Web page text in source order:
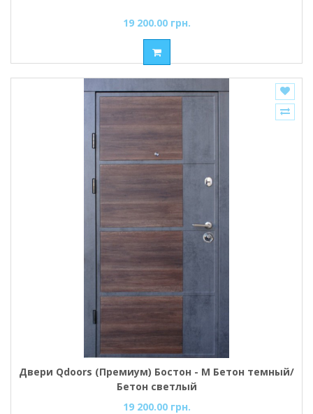
19 200.00 грн.
Двери Qdoors (Премиум) Бостон - М Бетон темный/
Бетон светлый
19 200.00 грн.